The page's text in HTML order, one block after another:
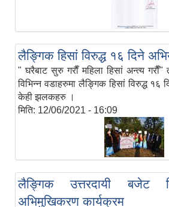
लैङ्गिक हिस‌ां विरुद्ध १६ दिने
" घरैबाट सुरु गराैँ महिला हिसां अन्त्य गराैँ"
विभिन्न वडाहरुमा लैङ्गिक हिस‌ां विरुद्ध १६
केही झलकहरु ।
मिति: 12/06/2021 - 16:09
लैङ्गिक उत्तरदायी बजेट
अभिमुखिकरण कार्यक्रम